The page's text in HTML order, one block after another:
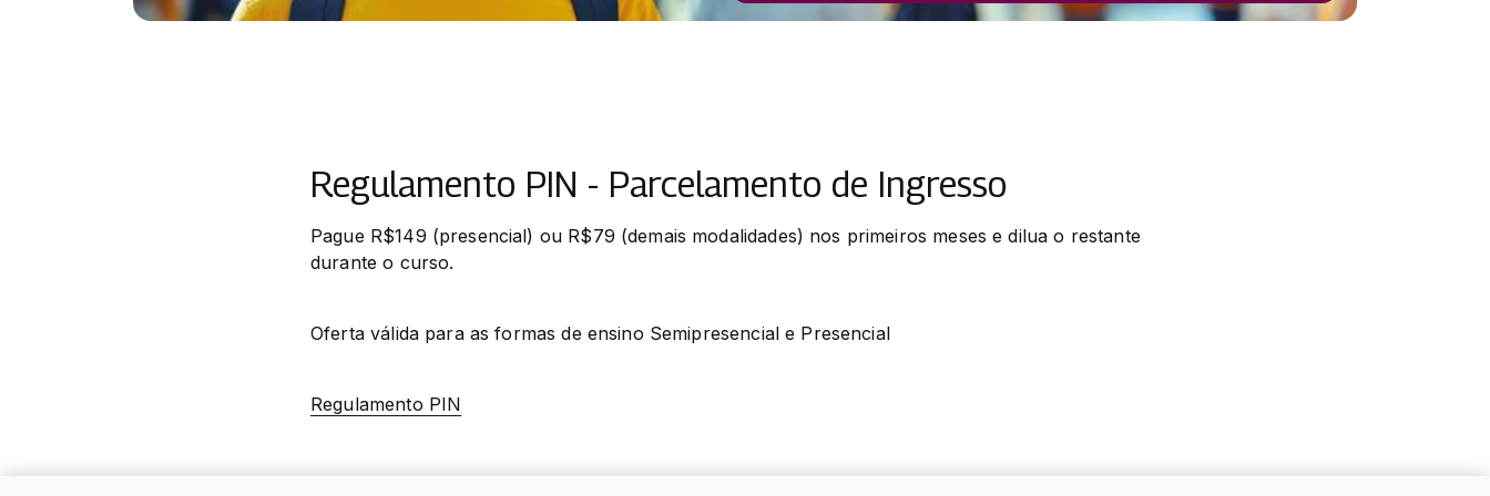
Regulamento PIN - Parcelamento de Ingresso
Pague R$149 (presencial) ou R$79 (demais modalidades) nos primeiros meses e dilua o restante
durante o curso.
Oferta válida para as formas de ensino Semipresencial e Presencial
Regulamento PIN